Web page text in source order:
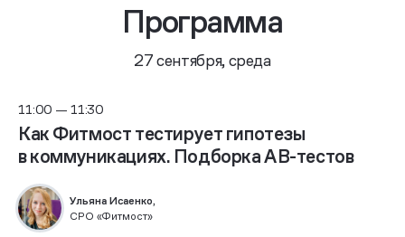
Программа
27 сентября, среда
11:00 — 11:30
Как Фитмост тестирует гипотезы
в коммуникациях. Подборка AB-тестов
Ульяна Исаенко,
CPO «Фитмост»